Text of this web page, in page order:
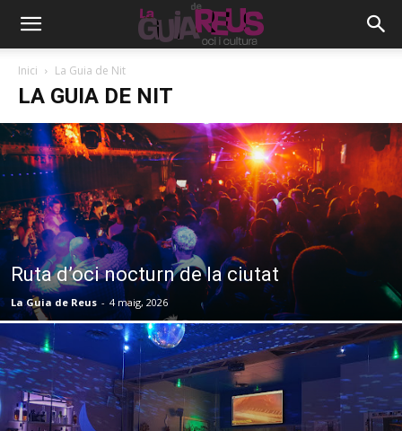
Inici La Guia de Nit
LA GUIA DE NIT
Ruta d’oci nocturn de la ciutat
La Guia de Reus - 4 maig, 2026